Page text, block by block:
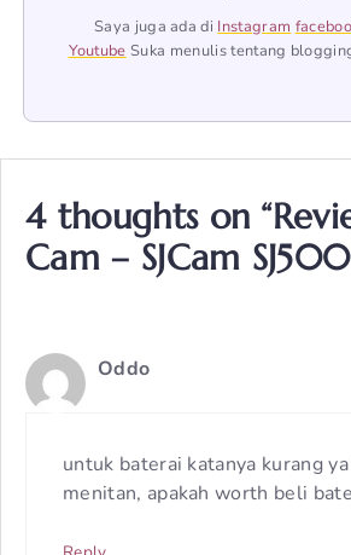
Saya juga ada di Instagram
Youtube Suka menulis tentang
4 thoughts on
Cam – SJCam
Oddo
untuk baterai katanya kurang
menitan, apakah worth beli